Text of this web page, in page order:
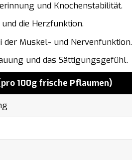
und Knochenstabilität.
die Herzfunktion.
Muskel- und Nervenfunktion.
und das Sättigungsgefühl.
100g frische Pflaumen)